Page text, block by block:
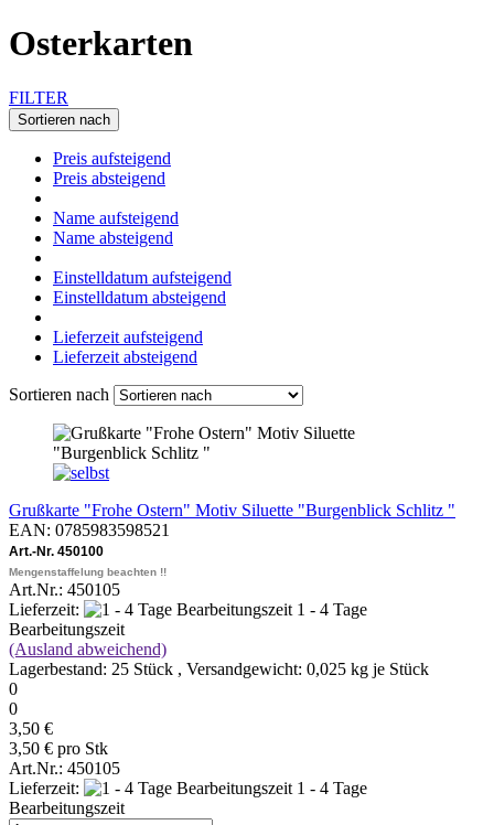
Osterkarten
FILTER
Sortieren nach
Preis aufsteigend
Preis absteigend
Name aufsteigend
Name absteigend
Einstelldatum aufsteigend
Einstelldatum absteigend
Lieferzeit aufsteigend
Lieferzeit absteigend
Sortieren nach
Grußkarte "Frohe Ostern" Motiv Siluette "Burgenblick Schlitz "
EAN: 0785983598521
Art.-Nr. 450100
Mengenstaffelung beachten !!
Art.Nr.: 450105
Lieferzeit:
1 - 4 Tage
Bearbeitungszeit
(Ausland abweichend)
Lagerbestand: 25 Stück , Versandgewicht: 0,025 kg je Stück
0
0
3,50 €
3,50 € pro Stk
Art.Nr.: 450105
Lieferzeit:
1 - 4 Tage
Bearbeitungszeit